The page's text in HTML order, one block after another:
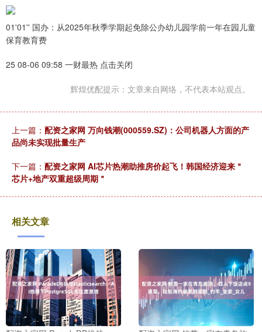
01'01'' 国办：从2025年秋季学期起免除公办幼儿园学前一年在园儿童
保育教育费
25 08-06 09:58 一财最热 点击关闭
辉煌优配提示：文章来自网络，不代表本站观点。
上一篇： 配资之家网 万向钱潮(000559.SZ)：公司机器人方面的产
品尚未实现批量生产
下一篇： 配资之家网 AI芯片热潮助推房价起飞！韩国经济迎来＂
芯片+地产双重超级周期＂
相关文章